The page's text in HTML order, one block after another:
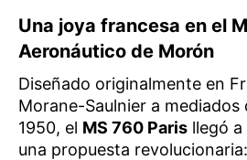
Una joya francesa en el
Aeronáutico de Morón
Diseñado originalmente en
Morane-Saulnier a mediados
1950, el MS 760 Paris llegó
una propuesta